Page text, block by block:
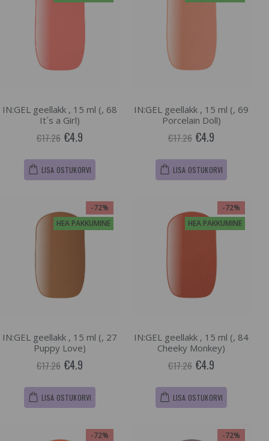
IN:GEL geellakk , 15 ml (, 68
It´s a Girl)
€17.26 €4.9
LISA OSTUKORVI
IN:GEL geellakk , 15 ml (, 69
Porcelain Doll)
€17.26 €4.9
LISA OSTUKORVI
-72%
HEA PAKKUMINE
IN:GEL geellakk , 15 ml (, 27
Puppy Love)
€17.26 €4.9
LISA OSTUKORVI
-72%
HEA PAKKUMINE
IN:GEL geellakk , 15 ml (, 84
Cheeky Monkey)
€17.26 €4.9
LISA OSTUKORVI
-72%
-72%